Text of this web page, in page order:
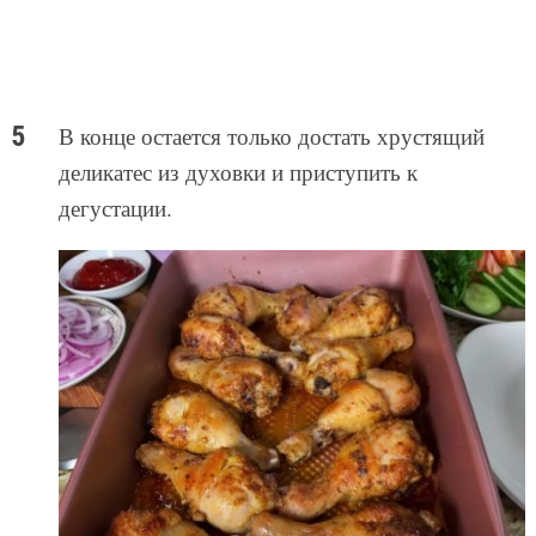
В конце остается только достать хрустящий
деликатес из духовки и приступить к
дегустации.